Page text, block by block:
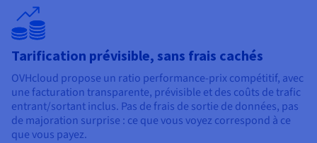
Tarification prévisible, sans frais cachés
OVHcloud propose un ratio performance-prix compétitif, avec
une facturation transparente, prévisible et des coûts de trafic
entrant/sortant inclus. Pas de frais de sortie de données, pas
de majoration surprise : ce que vous voyez correspond à ce
que vous payez.